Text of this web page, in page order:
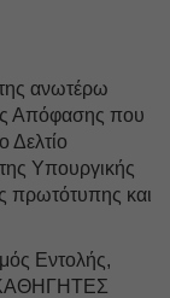
ανωτέρω
Απόφασης που
Δελτίο
Υπουργικής
πρωτότυπης και
Εντολής,